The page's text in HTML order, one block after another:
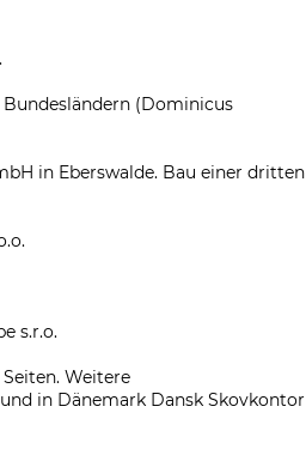
(Dominicus
in Eberswalde. Bau einer dritten
s.r.o.
Weitere
in Dänemark Dansk Skovkontor